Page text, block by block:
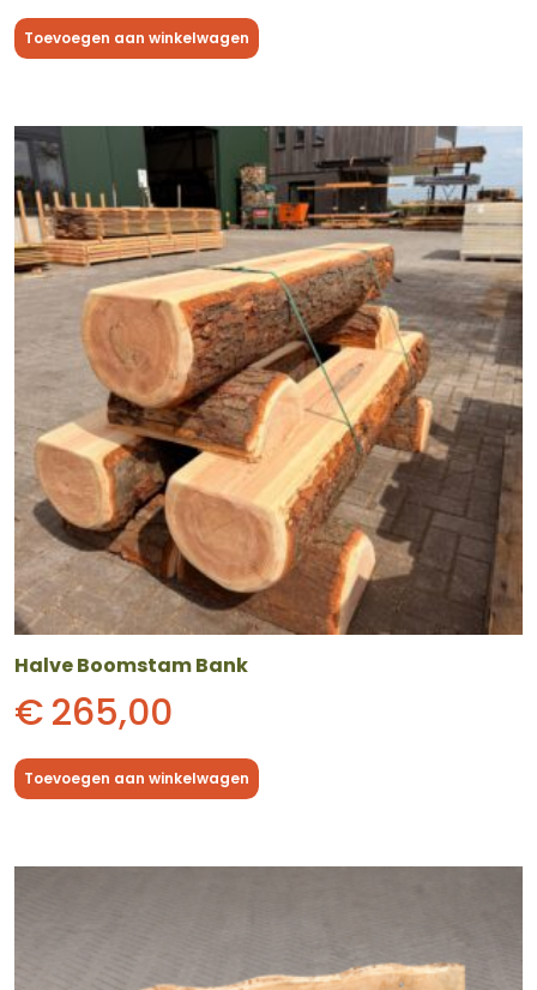
Toevoegen aan winkelwagen
Halve Boomstam Bank
€265,00
Toevoegen aan winkelwagen